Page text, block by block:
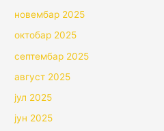
новембар 2025
октобар 2025
септембар 2025
август 2025
јул 2025
јун 2025